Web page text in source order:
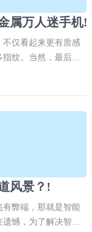
属万人迷手机!
仅看起来更有质感
纹。当然，最后就
，自iPhone 5S之后
风景？!
弊端，那就是智能
憾，为了解决智能